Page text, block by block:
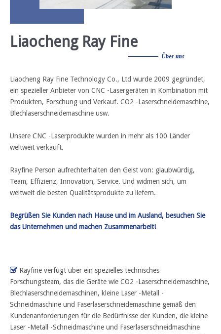
Liaocheng Ray Fine
Liaocheng Ray Fine Technology Co., Ltd wurde 2009 gegründet,
ein spezieller Anbieter von CNC -Lasergeräten in Kombination mit
Produkten, Forschung und Verkauf. CO2 -Laserschneidemaschine,
Blechlaserschneidemaschine usw.
Unsere CNC -Laserprodukte wurden in mehr als 100 Länder
weltweit verkauft.
Rayfine Person aufrechterhalten den Geist von: glaubwürdig,
Team, Effizienz, Innovation, Service. Und widmen sich, um
weltweit die besten Qualitätsprodukte zu liefern.
Begrüßen Sie Kunden nach Hause und im Ausland, besuchen Sie
das Unternehmen und machen Zusammenarbeit!
 Rayfine verfügt über ein spezielles technisches
Forschungsteam, das die Geräte wie CO2 -Laserschneidemaschine,
Blechlaserschneidemaschinen, kleine Laser -Metall -
Schneidmaschine und Faserlaserschneidemaschine gemäß den
Kundenanforderungen für die Bedürfnisse der Kunden, die kleine
Laser -Metall -Schneidmaschine und Faserlaserschneidmaschine